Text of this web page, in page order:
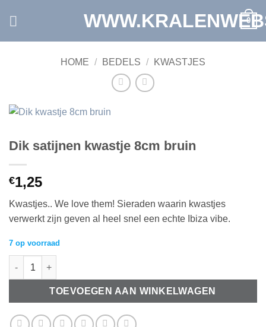
0
HOME / BEDELS / KWASTJES
Dik satijnen kwastje 8cm bruin
€1,25
Kwastjes.. We love them! Sieraden waarin kwastjes
verwerkt zijn geven al heel snel een echte Ibiza vibe.
7 op voorraad
Dik satijnen kwastje 8cm bruin aantal
TOEVOEGEN AAN WINKELWAGEN